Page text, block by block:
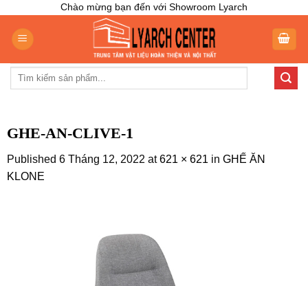
content
Chào mừng bạn đến với Showroom Lyarch
Tìm
GHE-AN-CLIVE-1
Published 6 Tháng 12, 2022 at621 × 621 in GHẾ ĂN
KLONE